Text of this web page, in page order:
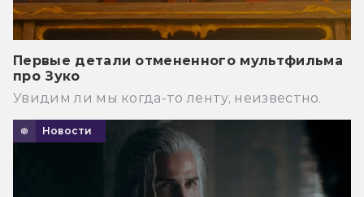
Первые детали отмененного мультфильма
про Зуко
Увидим ли мы когда-то ленту, неизвестно.
Новости